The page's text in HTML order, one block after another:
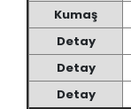
Kumaş
Detay
Detay
Detay